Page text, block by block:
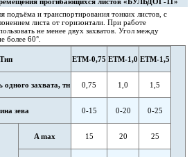
подъёма и транспортирования тонких листов, с
листа от горизонтали. При работе
не менее двух захватов. Угол между
более 60°.
Тип ETM-0,75 ETM-1,0 ETM-1,5
одного захвата, тн 0,75 1,0 1,5
зева 0-15 0-20 0-25
A max 15 20 25